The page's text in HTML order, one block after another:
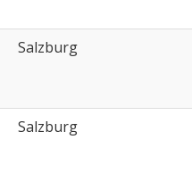
Salzburg
Salzburg